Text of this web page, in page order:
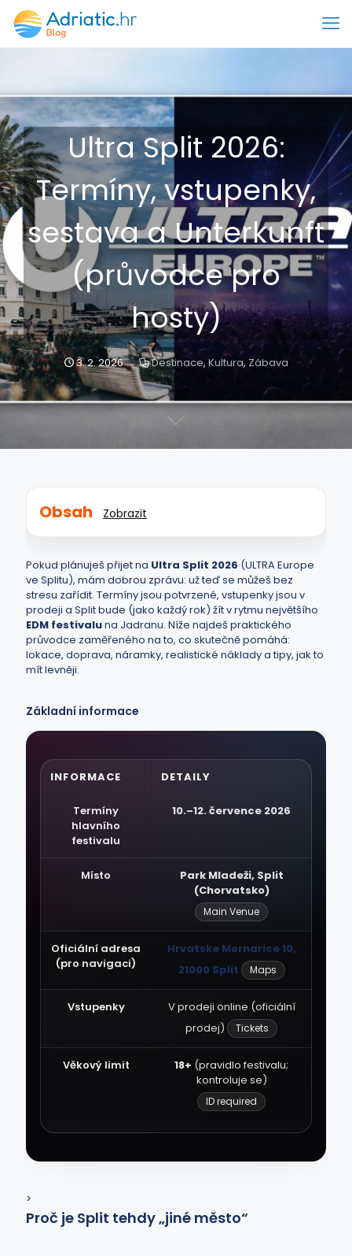
Ultra Split 2026:
Termíny, vstupenky,
sestava a Unterkunft
(průvodce pro
hosty)
3. 2. 2026 Destinace, Kultura, Zábava
Obsah Zobrazit
Pokud plánuješ přijet na Ultra Split 2026 (ULTRA Europe
ve Splitu), mám dobrou zprávu: už teď se můžeš bez
stresu zařídit. Termíny jsou potvrzené, vstupenky jsou v
prodeji a Split bude (jako každý rok) žít v rytmu největšího
EDM festivaluna Jadranu. Níže najdeš praktického
průvodce zaměřeného na to, co skutečně pomáhá:
lokace, doprava, náramky, realistické náklady a tipy, jak to
mít levněji.
Základní informace
INFORMACE DETAILY
Termíny
hlavního
festivalu
10.–12. července 2026
Místo
Park Mladeži, Split
(Chorvatsko)
Main Venue
Oficiální adresa
(pro navigaci)
Hrvatske Mornarice 10,
21000 Split
Maps
Vstupenky
V prodeji online (oficiální
prodej)
Tickets
Věkový limit 18+ (pravidlo festivalu;
kontroluje se)
ID required
>
Proč je Split tehdy „jiné město“